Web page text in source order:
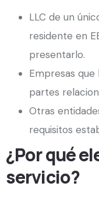
LLC de un
residente en
presentarlo.
Empresas
partes
Otras
requisitos
¿Por qué
servicio?